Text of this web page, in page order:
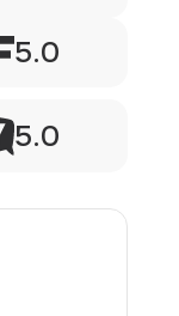
5.0
5.0